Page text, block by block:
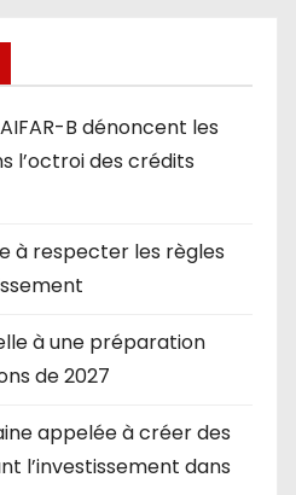
B dénoncent les
l’octroi des crédits
à respecter les règles
à une préparation
de 2027
appelée à créer des
l’investissement dans